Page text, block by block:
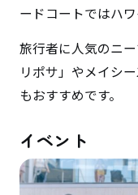
ードコートではハ
旅行者に人気のニ
リポサ」やメイシ
もおすすめです。
イベント